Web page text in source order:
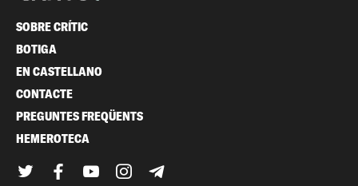
SOBRE CRÍTIC
BOTIGA
EN CASTELLANO
CONTACTE
PREGUNTES FREQÜENTS
HEMEROTECA
TwitterFacebook
YouTubeInstagram